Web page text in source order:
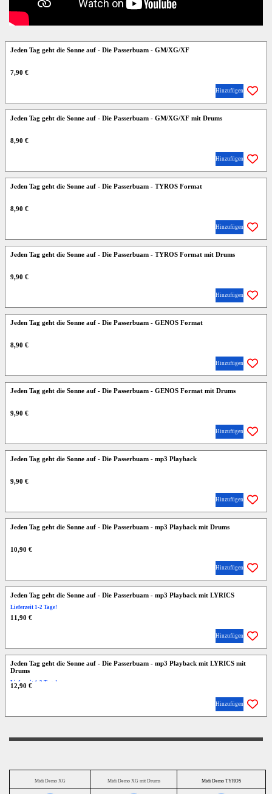
Jeden Tag geht die Sonne auf - Die Passerbuam - GM/XG/XF
7,90 €
Hinzufügen
Jeden Tag geht die Sonne auf - Die Passerbuam - GM/XG/XF mit Drums
8,90 €
Hinzufügen
Jeden Tag geht die Sonne auf - Die Passerbuam - TYROS Format
8,90 €
Hinzufügen
Jeden Tag geht die Sonne auf - Die Passerbuam - TYROS Format mit Drums
9,90 €
Hinzufügen
Jeden Tag geht die Sonne auf - Die Passerbuam - GENOS Format
8,90 €
Hinzufügen
Jeden Tag geht die Sonne auf - Die Passerbuam - GENOS Format mit Drums
9,90 €
Hinzufügen
Jeden Tag geht die Sonne auf - Die Passerbuam - mp3 Playback
9,90 €
Hinzufügen
Jeden Tag geht die Sonne auf - Die Passerbuam - mp3 Playback mit Drums
10,90 €
Hinzufügen
Jeden Tag geht die Sonne auf - Die Passerbuam - mp3 Playback mit LYRICS
Lieferzeit 1-2 Tage!
11,90 €
Hinzufügen
Jeden Tag geht die Sonne auf - Die Passerbuam - mp3 Playback mit LYRICS mit
Drums
Lieferzeit 1-2 Tage!
12,90 €
Hinzufügen
Midi Demo XG Midi Demo XG mit Drums Midi Demo TYROS